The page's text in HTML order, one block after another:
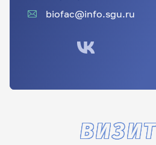
biofac@info.sgu.ru